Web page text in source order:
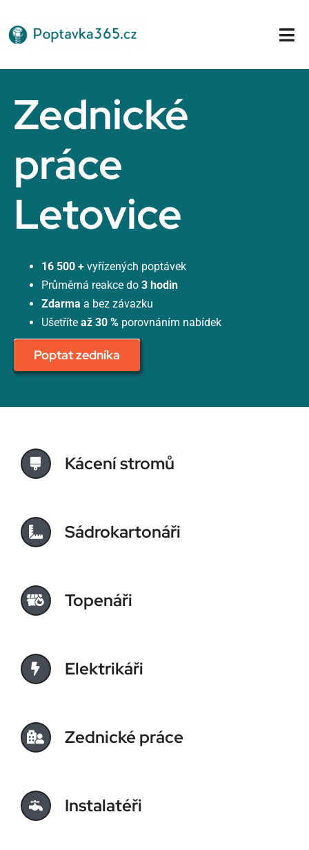
na
obsah
Zednické
práce
Letovice
16 500 + vyřízených poptávek
Průměrná reakce do 3 hodin
Zdarma a bez závazku
Ušetříte až 30 %porovnáním nabídek
Poptat zedníka
Kácení stromů
Sádrokartonáři
Topenáři
Elektrikáři
Zednické práce
Instalatéři